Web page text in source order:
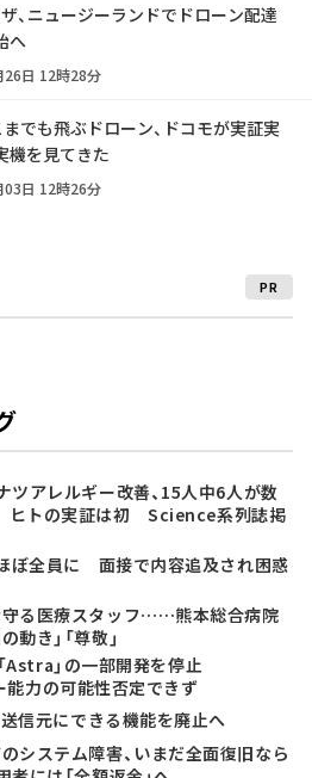
ザ、ニュージーランドでドローン配達
へ
26日 12時28分
でも飛ぶドローン、ドコモが実証実
を見てきた
03日 12時26分
PR
ツアレルギー改善、15人中6人が数
ヒトの実証は初 Science系列誌掲
ほぼ全員に 面接で内容追及され困惑
守る医療スタッフ……熊本総合病院
き」「尊敬」
Astra」の一部開発を停止
能力の可能性否定できず
信元にできる機能を廃止へ
システム障害、いまだ全面復旧なら